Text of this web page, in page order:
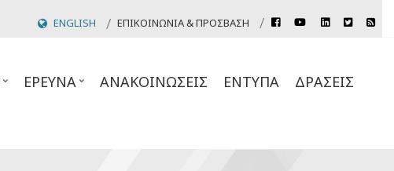
ENGLISH
Top
ΕΠΙΚΟΙΝΩΝΊΑ & ΠΡΌΣΒΑΣΗ facebookyoutubelinkedintwitterrss
ΈΡΕΥΝΑ ΑΝΑΚΟΙΝΏΣΕΙΣ ΈΝΤΥΠΑ ΔΡΆΣΕΙΣ